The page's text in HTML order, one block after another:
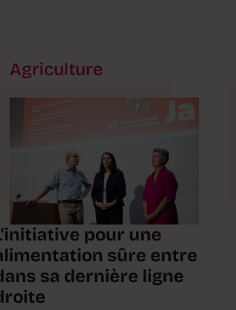
Agriculture
pour une
sûre entre
sa dernière ligne